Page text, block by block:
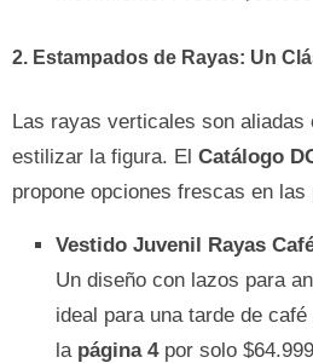
2. Estampados de Rayas: Un
Las rayas verticales son aliadas
estilizar la figura. El Catálogo
propone opciones frescas en las
Vestido Juvenil Rayas
Un diseño con lazos para
ideal para una tarde de
la página 4por solo